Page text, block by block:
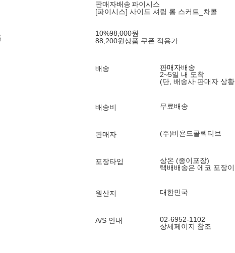
판매자배송파이시스
[파이시스] 사이드 셔링 롱 스커트_차콜
10%98,000원
88,200원상품 쿠폰 적용가
배송
판매자배송
2~5일 내 도착
(단, 배송사·판매자 상
배송비 무료배송
판매자 (주)비욘드콜렉티브
포장타입
상온 (종이포장)
택배배송은 에코 포장
원산지 대한민국
A/S 안내
02-6952-1102
상세페이지 참조